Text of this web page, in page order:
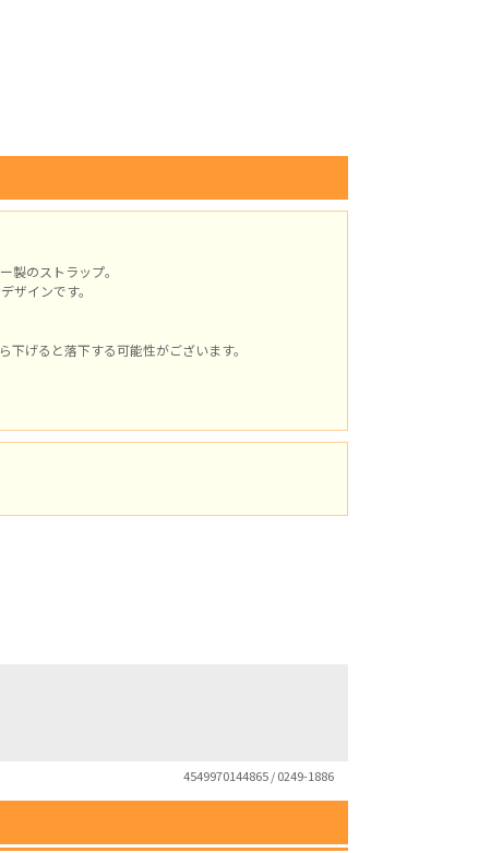
製のストラップ。
ザインです。
げると落下する可能性がございます。
4549970144865 / 0249-1886